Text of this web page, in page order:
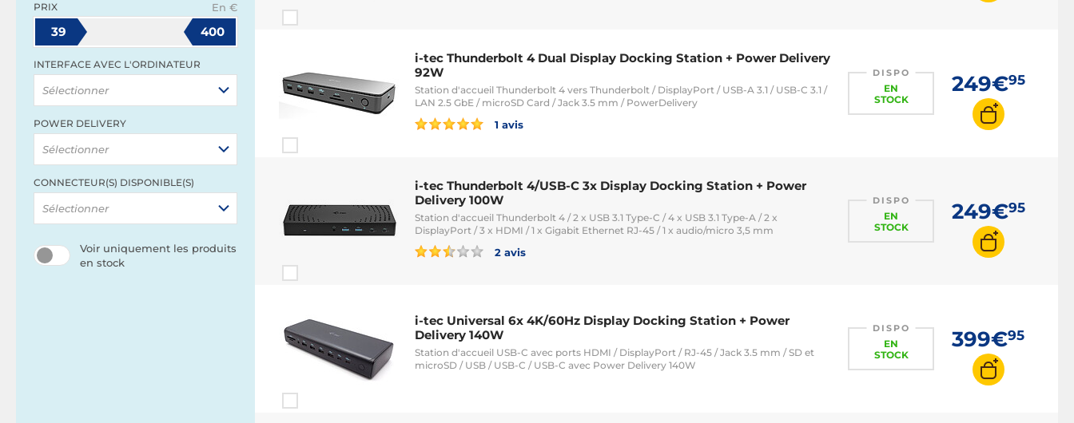
PRIX En €
39 400
INTERFACE AVEC L'ORDINATEUR
Sélectionner
POWER DELIVERY
Sélectionner
CONNECTEUR(S) DISPONIBLE(S)
Sélectionner
Voir uniquement les produits
en stock
i-tec Thunderbolt 4 Dual Display Docking Station + Power Delivery
92W
Station d'accueil Thunderbolt 4 vers Thunderbolt / DisplayPort / USB-A 3.1 / USB-C 3.1 /
LAN 2.5 GbE / microSD Card / Jack 3.5 mm / PowerDelivery
1 avis
DISPO
EN
STOCK
249€95
i-tec Thunderbolt 4/USB-C 3x Display Docking Station + Power
Delivery 100W
Station d'accueil Thunderbolt 4 / 2 x USB 3.1 Type-C / 4 x USB 3.1 Type-A / 2 x
DisplayPort / 3 x HDMI / 1 x Gigabit Ethernet RJ-45 / 1 x audio/micro 3,5 mm
2 avis
DISPO
EN
STOCK
249€95
i-tec Universal 6x 4K/60Hz Display Docking Station + Power
Delivery 140W
Station d'accueil USB-C avec ports HDMI / DisplayPort / RJ-45 / Jack 3.5 mm / SD et
microSD / USB / USB-C / USB-C avec Power Delivery 140W
DISPO
EN
STOCK
399€95